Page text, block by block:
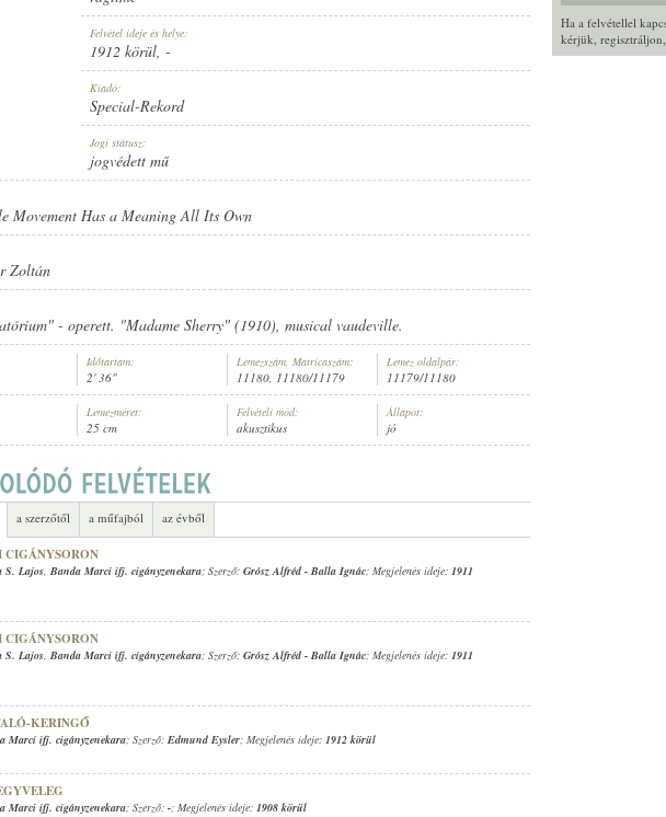
Ha a felvétellel
kérjük, regisztráljon
MARCI IFJ. CIGÁNYZENEKARA
Felvétel ideje és helye:
1912 körül, -
Kiadó:
Special-Rekord
Jogi státusz:
jogvédett mű
Movement Has a Meaning All Its Own
Zoltán
- operett. "Madame Sherry" (1910), musical vaudeville.
Időtartam:
2' 36"
Lemezszám, Matricaszám:
11180, 11180/11179
Lemez oldalpár:
11179/11180
Lemezméret:
25 cm
Felvételi mód:
akusztikus
Állapot:
jó
a szerzőtől a műfajból az évből
CIGÁNYSORON
S. Lajos, Banda Marci ifj. cigányzenekara; Szerző: Grósz Alfréd - Balla Ignác; Megjelenés ideje: 1911
CIGÁNYSORON
S. Lajos, Banda Marci ifj. cigányzenekara; Szerző: Grósz Alfréd - Balla Ignác; Megjelenés ideje: 1911
KERINGŐ
Marci ifj. cigányzenekara; Szerző: Edmund Eysler; Megjelenés ideje: 1912 körül
Marci ifj. cigányzenekara; Szerző: -; Megjelenés ideje: 1908 körül